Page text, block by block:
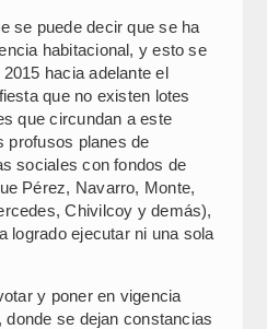
se puede decir que se ha
habitacional, y esto se
hacia adelante el
que no existen lotes
que circundan a este
profusos planes de
sociales con fondos de
Pérez, Navarro, Monte,
Chivilcoy y demás),
logrado ejecutar ni una sola
y poner en vigencia
donde se dejan constancias